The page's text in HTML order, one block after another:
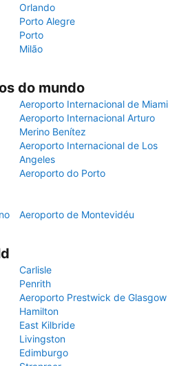
Orlando
Porto Alegre
Porto
Milão
do mundo
Aeroporto Internacional de Miami
Aeroporto Internacional Arturo
Merino Benítez
Aeroporto Internacional de Los
Angeles
Aeroporto do Porto
Aeroporto de Montevidéu
Carlisle
Penrith
Aeroporto Prestwick de Glasgow
Hamilton
East Kilbride
Livingston
Edimburgo